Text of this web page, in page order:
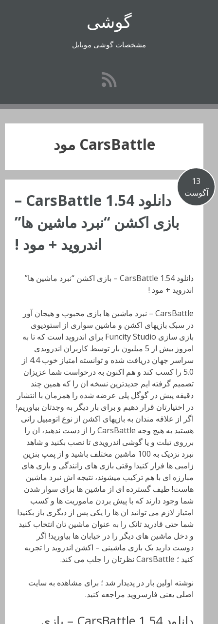
گوشی
مشخصات گوشی موبایل
CarsBattle مود
13
آگوست
دانلود CarsBattle 1.54 –
بازی اکشن “نبرد ماشین ها”
اندروید + مود !
دانلود CarsBattle 1.54 – بازی اکشن “نبرد ماشین ها”
اندروید + مود !
CarsBattle – نبرد ماشین ها بازی محبوب و هیجان آور
در سبک بازیهای اکشن و ماشین سواری از استودیوی
بازی سازی Funcity Studio برای اندروید است که تا به
امروز بیش از 5 میلیون بار توسط کاربران اندرویدی
سراسر جهان دریافت شده و توانسته امتیاز خوب 4.4 از
5.0 را کسب کند و هم اکنون به درخواست شما عزیزان
تصمیم گرفته ایم جدیدترین نسخه ان را که همین چند
دقیقه پیش در گوگل پلی عرضه شده را همزمان با انتشار
در اختیارتان قرار دهیم و برای بار دیگر به وجدتان بیاوریم!
اگر از علاقه مندان به بازیهای اکشن از نوع اتومبیل رانی
هستید به هیچ وجه CarsBattle را از دست ندهید، ان را
برروی تبلت و یا گوشی اندرویدی تا نصب بکنید و شاهد
نبرد نزدیک به 100 ماشین مختلف باشید و از پمپ بنزین
زامبی ها فرار کنید! وقتی بازی های رانندگی و بازی های
مبارزه ای با هم ترکیب میشوند، نتیجه اش نبرد ماشین
هاست! طیف گسترده ای از ماشین ها برای سوار شدن
شما وجود دارند که با پیش بردن ماموریت ها و کسب
امتیاز لازم می توانید ان ها را یکی پس از دیگری باز بکنید!
شما حتی قادرید تانک را به عنوان ماشین تان انتخاب کنید
و دخل ماشین های دیگر را در خیابان ها بیاورید! اگر
دوست دارید یک بازی ماشینی – اکشن اندروید را تجربه
کنید ؛ CarsBattle نظرتان را جلب می کند.
نوشته اولین بار در پدیدار شد ؛ برای مشاهده به سایت
اصلی یعنی فارسروید مراجعه کنید.
دانلود CarsBattle 1.54 – بازی